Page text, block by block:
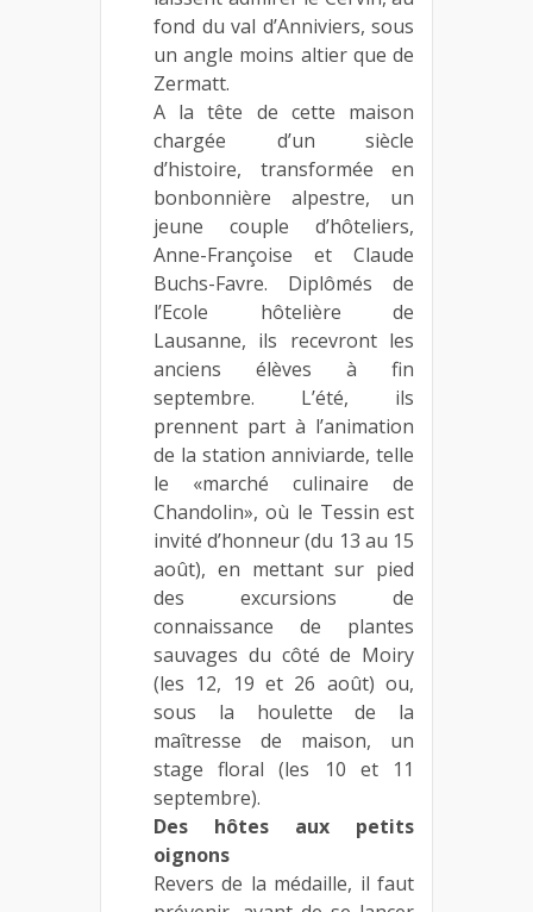
fond du val d’Anniviers, sous
un angle moins altier que de
Zermatt.
A la tête de cette maison
chargée d’un siècle
d’histoire, transformée en
bonbonnière alpestre, un
jeune couple d’hôteliers,
Anne-Françoise et Claude
Buchs-Favre. Diplômés de
l’Ecole hôtelière de
Lausanne, ils recevront les
anciens élèves à fin
septembre. L’été, ils
prennent part à l’animation
de la station anniviarde, telle
le «marché culinaire de
Chandolin», où le Tessin est
invité d’honneur (du 13 au 15
août), en mettant sur pied
des excursions de
connaissance de plantes
sauvages du côté de Moiry
(les 12, 19 et 26 août) ou,
sous la houlette de la
maîtresse de maison, un
stage floral (les 10 et 11
septembre).
Des hôtes aux petits
oignons
Revers de la médaille, il faut